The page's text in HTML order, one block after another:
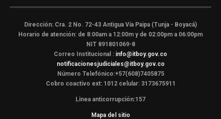
Dirección: Cra. 2 No. 72-43 Antigua Vía Paipa (Tunja - Boyacá)
Horario de atención: de 8:00am a 12:00m y de 02:00pm a 06:00pm
NIT 891801069-8
Correo Institucional : info@itboy.gov.co
notificacionesjudiciales@itboy.gov.co
Número Telefónico:+57(608)7405875
Cobro coactivo ext: 1012 celular: 3173675911
Linea anticorrupción:157
Mapa del sitio